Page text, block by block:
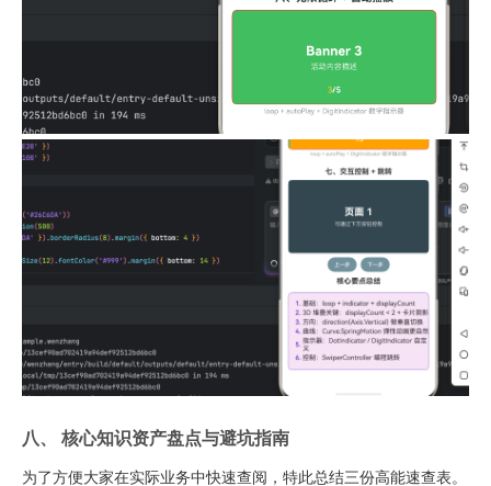
八、 核心知识资产盘点与避坑指南
为了方便大家在实际业务中快速查阅，特此总结三份高能速查表。